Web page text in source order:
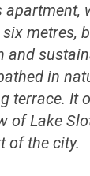
apartment,
metres,
and
in
terrace. It
of Lake
of the city.